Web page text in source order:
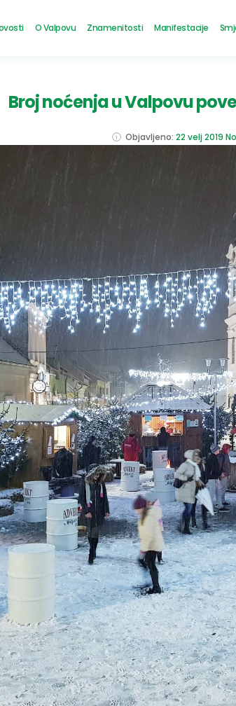
O Valpovu Znamenitosti Manifestacije
Broj noćenja u Valpovu
Objavljeno: 22 velj 2019